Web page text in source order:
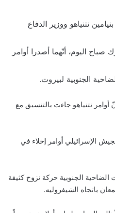
نتنياهو ووزير الدفاع
اليوم، أنّهما أصدرا أوامر
الجنوبية لبيروت.
أنّ أوامر نتنياهو جاءت بالتنسيق مع
الإسرائيلي أوامر إخلاء في
الجنوبية حركة نزوح كثيفة
باتجاه الشيفروليه.